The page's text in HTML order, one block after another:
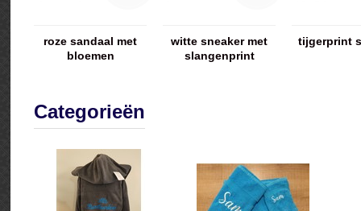
roze sandaal met
bloemen
witte sneaker met
slangenprint
tijgerprint
Categorieën